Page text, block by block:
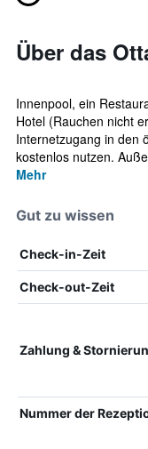
Über das
Innenpool, ein
Hotel (Rauchen nicht
Internetzugang in den
kostenlos nutzen.
Mehr
Gut zu wissen
Check-in-Zeit
Check-out-Zeit
Zahlung &
Nummer der